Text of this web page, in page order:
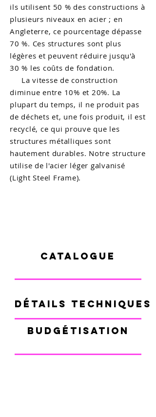
ils utilisent 50 % des constructions à
plusieurs niveaux en acier ; en
Angleterre, ce pourcentage dépasse
70 %. Ces structures sont plus
légères et peuvent réduire jusqu'à
30 % les coûts de fondation.
La vitesse de construction
diminue entre 10% et 20%. La
plupart du temps, il ne produit pas
de déchets et, une fois produit, il est
recyclé, ce qui prouve que les
structures métalliques sont
hautement durables. Notre structure
utilise de l'acier léger galvanisé
(Light Steel Frame).
CATALOGUE
BUDGÉTISATION
DÉTAILS TECHNIQUES